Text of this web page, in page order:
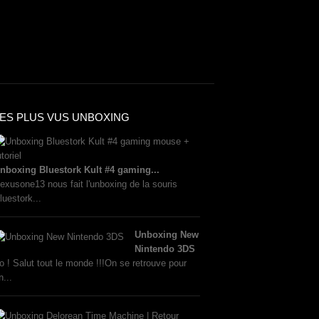
PLUS VUS UNBOXING
Bluestork Kult #4 gaming...
nous fait l'unboxing de la souris
Unboxing New
Nintendo 3DS
! Salut tout le monde !!!On se retrouve pour